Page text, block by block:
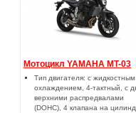
Мотоцикл YAMAHA MT-03
Тип двигателя: с жидкостным
охлаждением, 4-тактный, с
верхними распредвалами
(DOHC), 4 клапана на